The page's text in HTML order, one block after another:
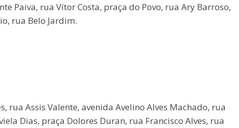
Paiva, rua Vítor Costa, praça do Povo, rua Ary Barroso,
rua Belo Jardim.
rua Assis Valente, avenida Avelino Alves Machado, rua
Dias, praça Dolores Duran, rua Francisco Alves, rua